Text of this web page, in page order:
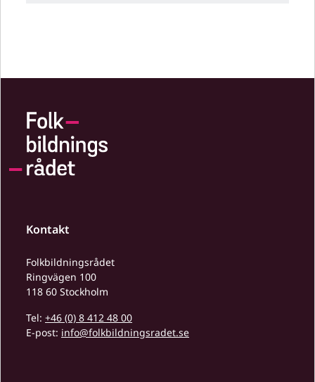
Kontakt
Folkbildningsrådet
Ringvägen 100
118 60 Stockholm
Tel: +46 (0) 8 412 48 00
E-post: info@folkbildningsradet.se